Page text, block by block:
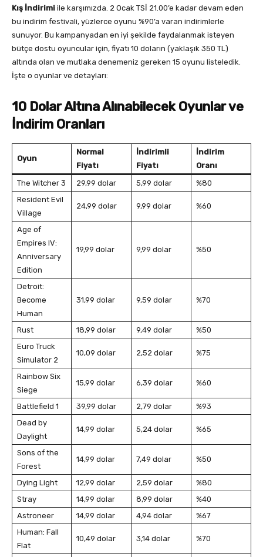
Kış İndirimi ile karşımızda. 2 Ocak TSİ 21.00’e kadar devam eden
bu indirim festivali, yüzlerce oyunu %90’a varan indirimlerle
sunuyor. Bu kampanyadan en iyi şekilde faydalanmak isteyen
bütçe dostu oyuncular için, fiyatı 10 doların (yaklaşık 350 TL)
altında olan ve mutlaka denemeniz gereken 15 oyunu listeledik.
İşte o oyunlar ve detayları:
10 Dolar Altına Alınabilecek Oyunlar ve
İndirim Oranları
Oyun
Normal
Fiyatı
İndirimli
Fiyatı
İndirim
Oranı
The Witcher 3
29,99 dolar 5,99 dolar
%80
Resident Evil
Village
24,99 dolar 9,99 dolar %60
Age of
Empires IV:
Anniversary
Edition
19,99 dolar 9,99 dolar %50
Detroit:
Become
Human
31,99 dolar 9,59 dolar %70
Rust 18,99 dolar 9,49 dolar
%50
Euro Truck
Simulator 2
10,09 dolar 2,52 dolar %75
Rainbow Six
Siege
15,99 dolar 6,39 dolar %60
Battlefield 1 39,99 dolar 2,79 dolar
%93
Dead by
Daylight
14,99 dolar 5,24 dolar %65
Sons of the
Forest
14,99 dolar 7,49 dolar %50
Dying Light 12,99 dolar 2,59 dolar
%80
Stray
14,99 dolar 8,99 dolar
%40
Astroneer
14,99 dolar 4,94 dolar
%67
Human: Fall
Flat
10,49 dolar 3,14 dolar %70